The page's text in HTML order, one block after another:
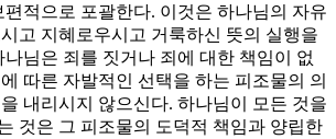
적으로 포괄한다. 이것은 하나님의 자유
고 지혜로우시고 거룩하신 뜻의 실행을
님은 죄를 짓거나 죄에 대한 책임이 없
따른 자발적인 선택을 하는 피조물의 의
내리시지 않으신다. 하나님이 모든 것을
것은 그 피조물의 도덕적 책임과 양립한